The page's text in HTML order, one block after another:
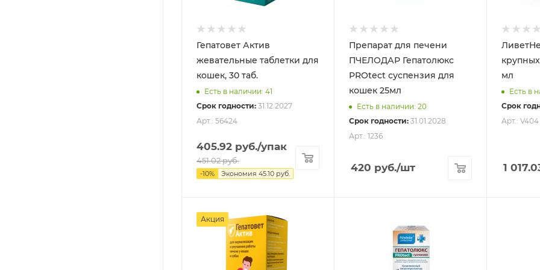
Гепатовет Актив
жевательные таблетки для
кошек, 30 таб.
Есть в наличии: 41
Срок годности: 31.12.2027
Арт.: 56424
405.92 руб./упак
451.02руб.
-10% Экономия 45.10 руб.
Препарат для печени
ПЧЕЛОДАР Гепатолюкс
PROtect суспензия для
кошек 25мл
Есть в наличии: 20
Срок годности: 31.01.2028
Арт.: 1236
420 руб./шт
мл
Есть в
Срок
Арт.: V404
1
Акция